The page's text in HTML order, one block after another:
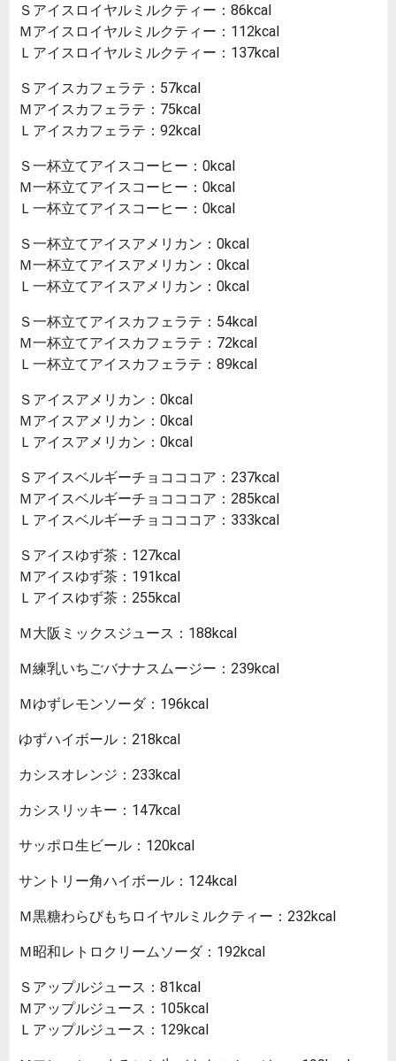
Ｓアイスロイヤルミルクティー：86kcal
Ｍアイスロイヤルミルクティー：112kcal
Ｌアイスロイヤルミルクティー：137kcal
Ｓアイスカフェラテ：57kcal
Ｍアイスカフェラテ：75kcal
Ｌアイスカフェラテ：92kcal
Ｓ一杯立てアイスコーヒー：0kcal
Ｍ一杯立てアイスコーヒー：0kcal
Ｌ一杯立てアイスコーヒー：0kcal
Ｓ一杯立てアイスアメリカン：0kcal
Ｍ一杯立てアイスアメリカン：0kcal
Ｌ一杯立てアイスアメリカン：0kcal
Ｓ一杯立てアイスカフェラテ：54kcal
Ｍ一杯立てアイスカフェラテ：72kcal
Ｌ一杯立てアイスカフェラテ：89kcal
Ｓアイスアメリカン：0kcal
Ｍアイスアメリカン：0kcal
Ｌアイスアメリカン：0kcal
Ｓアイスベルギーチョコココア：237kcal
Ｍアイスベルギーチョコココア：285kcal
Ｌアイスベルギーチョコココア：333kcal
Ｓアイスゆず茶：127kcal
Ｍアイスゆず茶：191kcal
Ｌアイスゆず茶：255kcal
Ｍ大阪ミックスジュース：188kcal
Ｍ練乳いちごバナナスムージー：239kcal
Ｍゆずレモンソーダ：196kcal
ゆずハイボール：218kcal
カシスオレンジ：233kcal
カシスリッキー：147kcal
サッポロ生ビール：120kcal
サントリー角ハイボール：124kcal
Ｍ黒糖わらびもちロイヤルミルクティー：232kcal
Ｍ昭和レトロクリームソーダ：192kcal
Ｓアップルジュース：81kcal
Ｍアップルジュース：105kcal
Ｌアップルジュース：129kcal